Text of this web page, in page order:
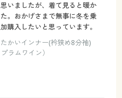
いましたが、着て見ると暖か
。おかげさまで無事に冬を乗
購入したいと思っています。
かいインナー(衿狭め8分袖)
ラムワイン）